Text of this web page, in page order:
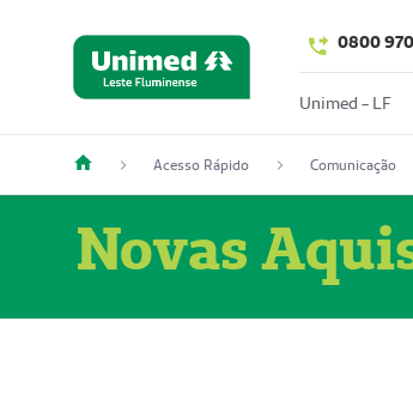
0800
Unimed - LF
Acesso Rápido Comunicação
Novas